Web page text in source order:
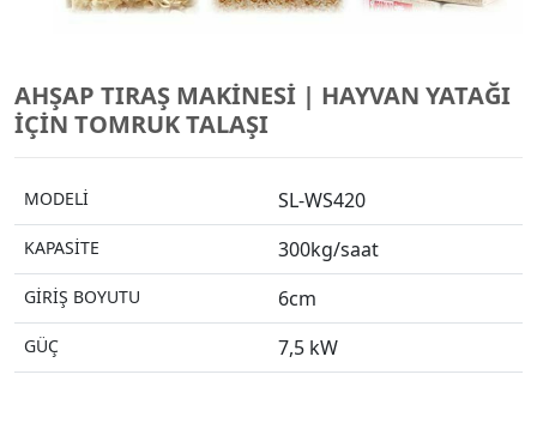
AHŞAP TIRAŞ MAKINESI | HAYVAN YATAĞI
İÇIN TOMRUK TALAŞI
MODELİ SL-WS420
KAPASİTE 300kg/saat
GİRİŞ BOYUTU 6cm
GÜÇ 7,5 kW